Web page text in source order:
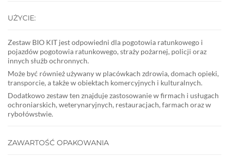
UŻYCIE:
Zestaw BIO KIT jest odpowiedni dla pogotowia ratunkowego i
pojazdów pogotowia ratunkowego, straży pożarnej, policji oraz
innych służb ochronnych.
Może być również używany w placówkach zdrowia, domach opieki,
transporcie, a także w obiektach komercyjnych i kulturalnych.
Dodatkowo zestaw ten znajduje zastosowanie w firmach i usługach
ochroniarskich, weterynaryjnych, restauracjach, farmach oraz w
rybołówstwie.
ZAWARTOŚĆ OPAKOWANIA